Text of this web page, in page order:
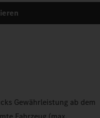
Gewährleistung ab dem